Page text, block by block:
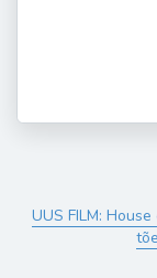
UUS FILM: